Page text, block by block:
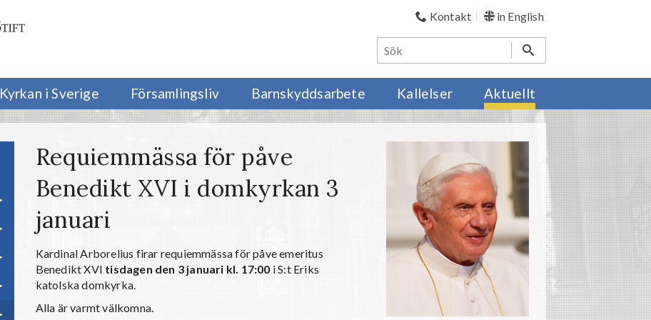
Kontakt in English
Kyrkan i Sverige Församlingsliv Barnskyddsarbete Kallelser Aktuellt
Requiemmässa för påve
Benedikt XVI i domkyrkan 3
januari
Kardinal Arborelius firar requiemmässa för påve emeritus
Benedikt XVI tisdagen den 3 januari kl. 17:00 i S:t Eriks
katolska domkyrka.
Alla är varmt välkomna.